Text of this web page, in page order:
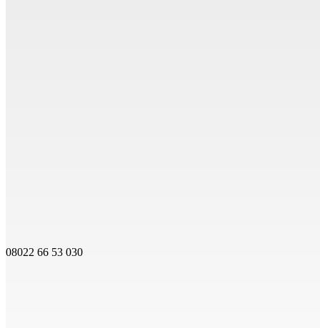
08022 66 53 030